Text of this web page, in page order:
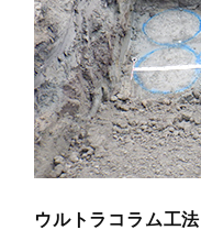
ウルトラコラム工法